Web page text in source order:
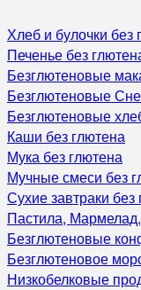
Хлеб и булочки без
Печенье без
Безглютеновые
Безглютеновые
Безглютеновые
Каши без глютена
Мука без глютена
Мучные смеси без
Сухие завтраки без
Пастила,
Безглютеновые
Безглютеновое
Низкобелковые